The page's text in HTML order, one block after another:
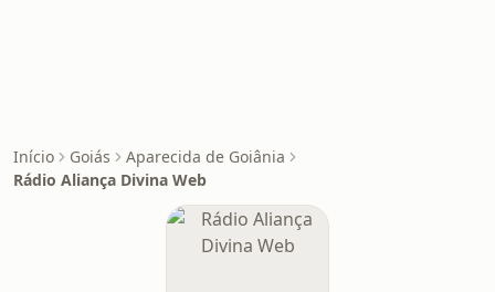
Início Goiás
Aparecida de Goiânia
Rádio Aliança Divina Web